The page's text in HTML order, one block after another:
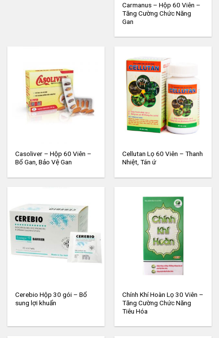
Carmanus – Hộp 60 Viên –
Tăng Cường Chức Năng
Gan
Casoliver – Hộp 60 Viên –
Bổ Gan, Bảo Vệ Gan
Cellutan Lọ 60 Viên – Thanh
Nhiệt, Tán ứ
Cerebio Hộp 30 gói – Bổ
sung lợi khuẩn
Chính Khí Hoàn Lọ 30 Viên –
Tăng Cường Chức Năng
Tiêu Hóa